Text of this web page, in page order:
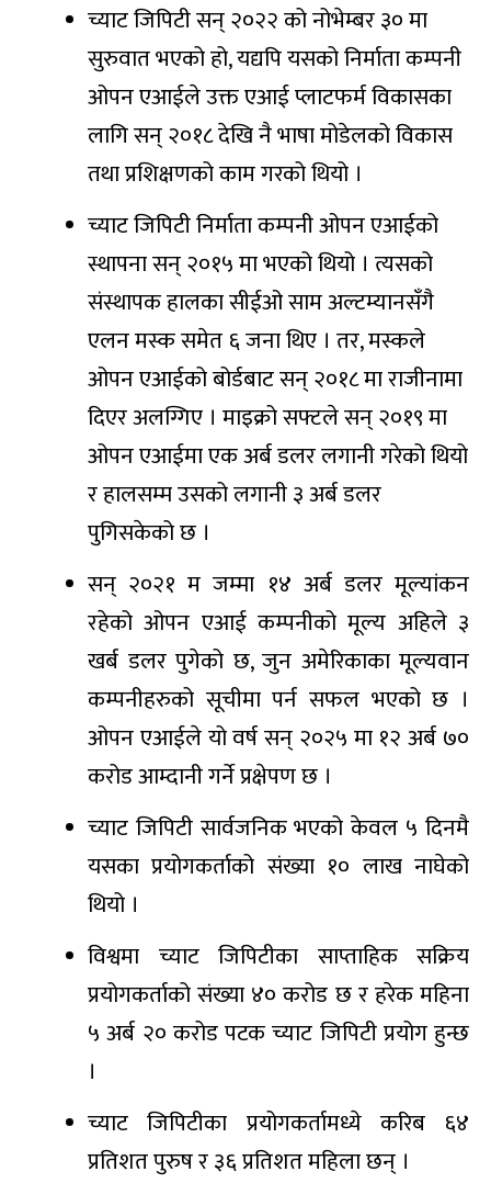
च्याट जिपिटी सन् २०२२ को नोभेम्बर ३० मा
सुरुवात भएको हो, यद्यपि यसको निर्माता कम्पनी
ओपन एआईले उक्त एआई प्लाटफर्म विकासका
लागि सन् २०१८ देखि नै भाषा मोडेलको विकास
तथा प्रशिक्षणको काम गरको थियो ।
च्याट जिपिटी निर्माता कम्पनी ओपन एआईको
स्थापना सन् २०१५ मा भएको थियो । त्यसको
संस्थापक हालका सीईओ साम अल्टम्यानसँगै
एलन मस्क समेत ६ जना थिए । तर, मस्कले
ओपन एआईको बोर्डबाट सन् २०१८ मा राजीनामा
दिएर अलग्गिए । माइक्रो सफ्टले सन् २०१९ मा
ओपन एआईमा एक अर्ब डलर लगानी गरेको थियो
र हालसम्म उसको लगानी ३ अर्ब डलर
पुगिसकेको छ ।
सन् २०२१ म जम्मा १४ अर्ब डलर मूल्यांकन
रहेको ओपन एआई कम्पनीको मूल्य अहिले ३
खर्ब डलर पुगेको छ, जुन अमेरिकाका मूल्यवान
कम्पनीहरुको सूचीमा पर्न सफल भएको छ ।
ओपन एआईले यो वर्ष सन् २०२५ मा १२ अर्ब ७०
करोड आम्दानी गर्ने प्रक्षेपण छ ।
च्याट जिपिटी सार्वजनिक भएको केवल ५ दिनमै
यसका प्रयोगकर्ताको संख्या १० लाख नाघेको
थियो ।
विश्वमा च्याट जिपिटीका साप्ताहिक सक्रिय
प्रयोगकर्ताको संख्या ४० करोड छ र हरेक महिना
५ अर्ब २० करोड पटक च्याट जिपिटी प्रयोग हुन्छ
।
च्याट जिपिटीका प्रयोगकर्तामध्ये करिब ६४
प्रतिशत पुरुष र ३६ प्रतिशत महिला छन् ।